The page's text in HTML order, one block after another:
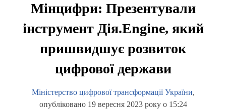
Мінцифри: Презентували
інструмент Дія.Engine, який
пришвидшує розвиток
цифрової держави
Міністерство цифрової трансформації України,
опубліковано 19 вересня 2023 року о 15:24